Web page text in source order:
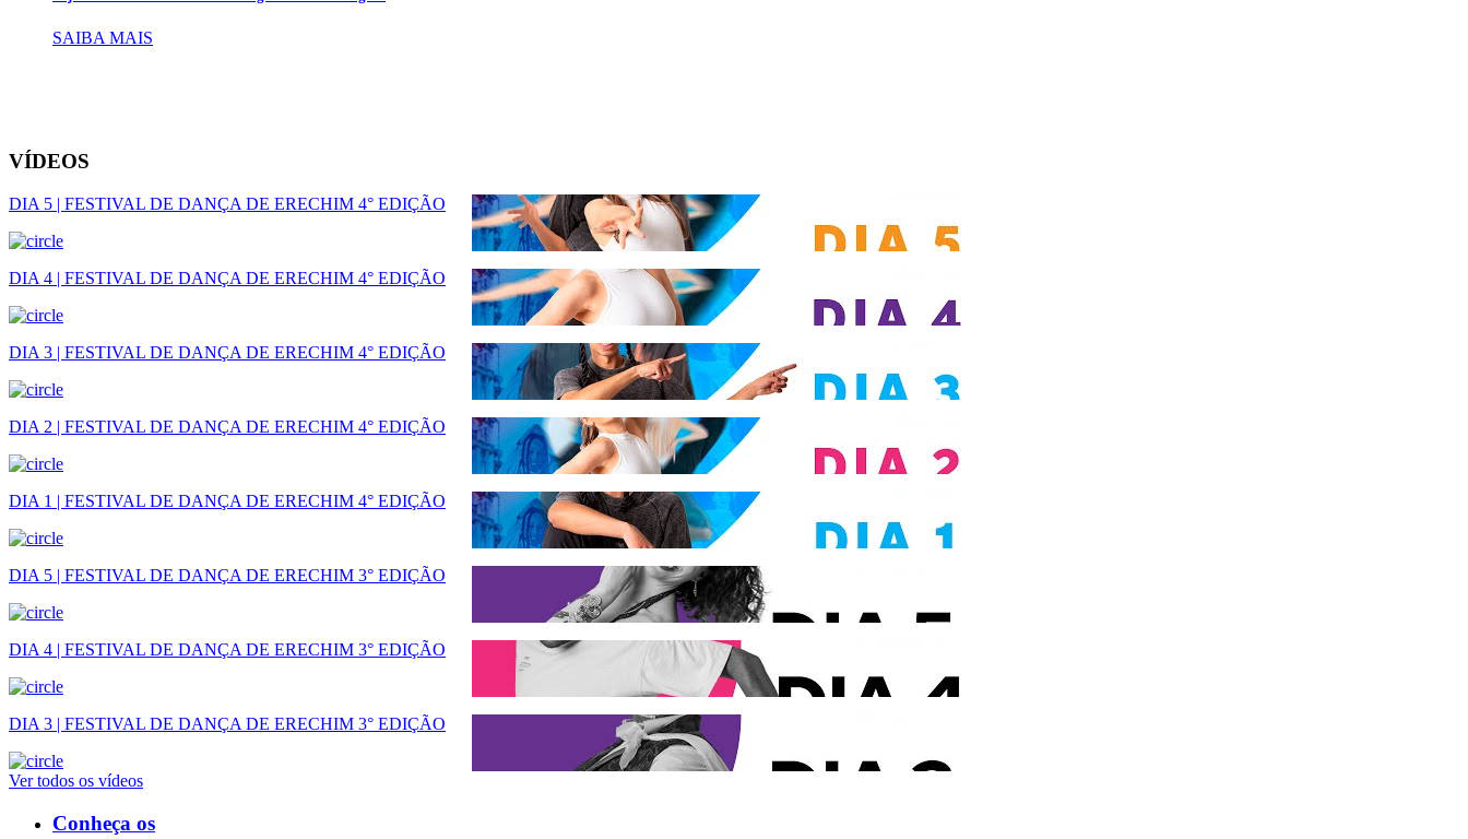
SAIBA MAIS
VÍDEOS
DIA 5 | FESTIVAL DE DANÇA DE ERECHIM 4° EDIÇÃO
DIA 4 | FESTIVAL DE DANÇA DE ERECHIM 4° EDIÇÃO
DIA 3 | FESTIVAL DE DANÇA DE ERECHIM 4° EDIÇÃO
DIA 2 | FESTIVAL DE DANÇA DE ERECHIM 4° EDIÇÃO
DIA 1 | FESTIVAL DE DANÇA DE ERECHIM 4° EDIÇÃO
DIA 5 | FESTIVAL DE DANÇA DE ERECHIM 3° EDIÇÃO
DIA 4 | FESTIVAL DE DANÇA DE ERECHIM 3° EDIÇÃO
DIA 3 | FESTIVAL DE DANÇA DE ERECHIM 3° EDIÇÃO
Ver todos os vídeos
Conheça os